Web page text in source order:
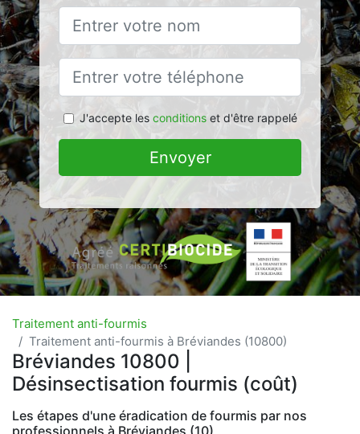
J'accepte les conditionset d'être rappelé
Envoyer
Traitement anti-fourmis
Traitement anti-fourmis à Bréviandes (10800)
Bréviandes 10800 |
Désinsectisation fourmis (coût)
Les étapes d'une éradication de fourmis par nos
professionnels à Bréviandes (10)